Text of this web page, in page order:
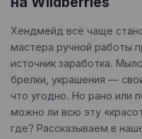
Хендмейд всё чаще
мастера ручной работы
источник заработка.
брелки, украшения —
что угодно. Но рано или
можно ли всю эту
где? Рассказываем в